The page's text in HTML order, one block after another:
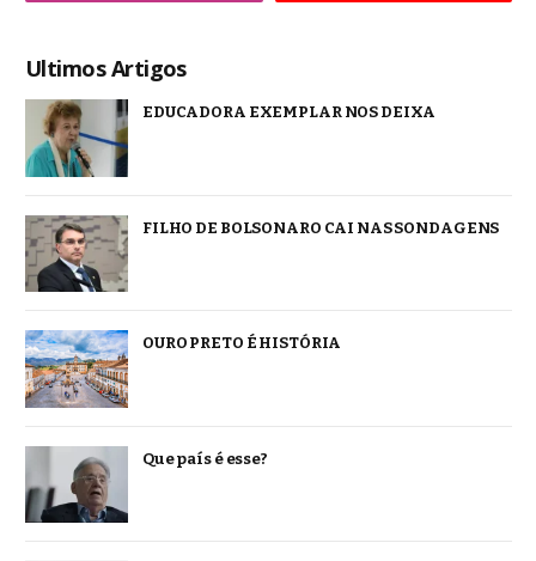
Ultimos Artigos
EDUCADORA EXEMPLAR NOS DEIXA
FILHO DE BOLSONARO CAI NAS SONDAGENS
OURO PRETO É HISTÓRIA
Que país é esse?